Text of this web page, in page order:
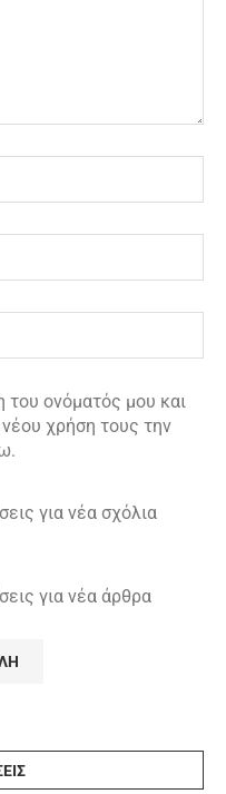
ονόματός μου και
χρήση τους την
για νέα σχόλια
για νέα άρθρα